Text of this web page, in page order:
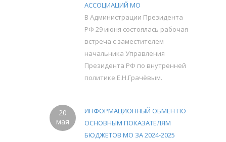
АССОЦИАЦИЙ МО
В Администрации Президента
РФ 29 июня состоялась рабочая
встреча с заместителем
начальника Управления
Президента РФ по внутренней
политике Е.Н.Грачёвым.
20
мая
ИНФОРМАЦИОННЫЙ ОБМЕН ПО
ОСНОВНЫМ ПОКАЗАТЕЛЯМ
БЮДЖЕТОВ МО ЗА 2024-2025